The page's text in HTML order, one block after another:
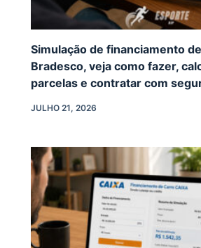
Simulação de financiamento
Bradesco, veja como fazer,
parcelas e contratar com
JULHO 21, 2026